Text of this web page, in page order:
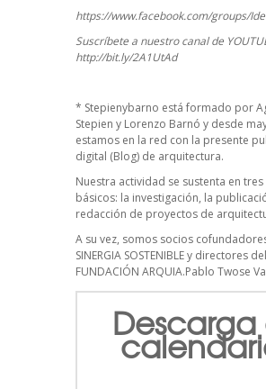
https://www.facebook.com/groups/
Suscríbete a nuestro canal de
http://bit.ly/2A1UtAd
* Stepienybarno está formado por
Stepien y Lorenzo Barnó y desde
estamos en la red con la presente
digital (Blog) de arquitectura.
Nuestra actividad se sustenta en
básicos: la investigación, la
redacción de proyectos de
A su vez, somos socios
SINERGIA SOSTENIBLEy directores
FUNDACIÓN ARQUIA.Pablo Twose
Descarga